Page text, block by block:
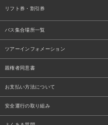
リフト券・割引券
バス集合場所一覧
ツアーインフォメーション
親権者同意書
お支払い方法について
安全運行の取り組み